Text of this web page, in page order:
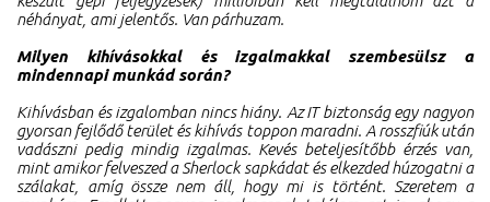
néhányat, ami jelentős. Van párhuzam.
Milyen kihívásokkal és izgalmakkal szembesülsz a
mindennapi munkád során?
Kihívásban és izgalomban nincs hiány. Az IT biztonság egy nagyon
gyorsan fejlődő terület és kihívás toppon maradni. A rosszfiúk után
vadászni pedig mindig izgalmas. Kevés beteljesítőbb érzés van,
mint amikor felveszed a Sherlock sapkádat és elkezded húzogatni a
szálakat, amíg össze nem áll, hogy mi is történt. Szeretem a